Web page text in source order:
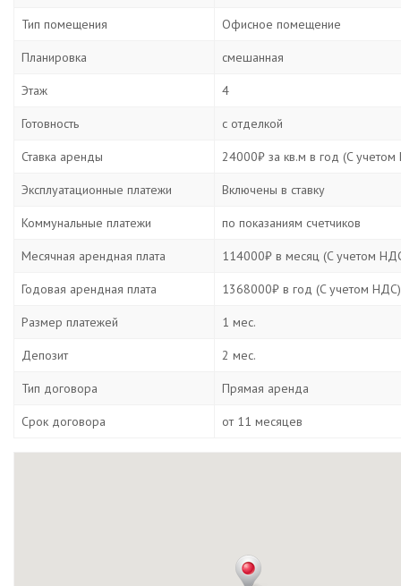
Тип помещения Офисное помещение
Планировка смешанная
Этаж 4
Готовность с отделкой
Ставка аренды 24000₽ за кв.м в год (C
Эксплуатационные платежи Включены в ставку
Коммунальные платежи по показаниям счетчиков
Месячная арендная плата 114000₽ в месяц (C учетом
Годовая арендная плата 1368000₽ в год (C учетом НДС)
Размер платежей 1 мес.
Депозит 2 мес.
Тип договора Прямая аренда
Срок договора от 11 месяцев